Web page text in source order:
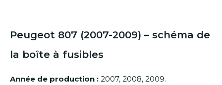
Peugeot 807 (2007-2009) – schéma de
la boîte à fusibles
Année de production : 2007, 2008, 2009.